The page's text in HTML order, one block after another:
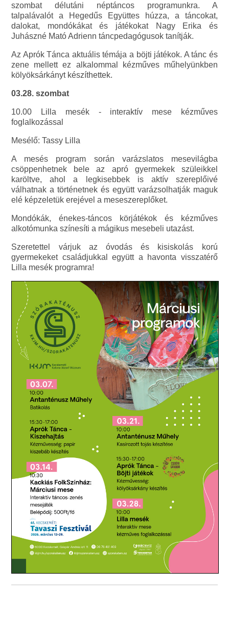
szombat délutáni néptáncos programunkra. A
talpalávalót a Hegedűs Együttes húzza, a táncokat,
dalokat, mondókákat és játékokat Nagy Erika és
Juhászné Mató Adrienn táncpedagógusok tanítják.
Az Aprók Tánca aktuális témája a böjti játékok. A tánc és
zene mellett ez alkalommal kézműves műhelyünkben
kölyöksárkányt készíthettek.
03.28. szombat
10.00 Lilla mesék - interaktív mese kézműves
foglalkozással
Mesélő: Tassy Lilla
A mesés program során varázslatos mesevilágba
csöppenhetnek bele az apró gyermekek szüleikkel
karöltve, ahol a legkisebbek is aktív szereplőivé
válhatnak a történetnek és együtt varázsolhatják maguk
elé képzeletük erejével a meseszereplőket.
Mondókák, énekes-táncos körjátékok és kézműves
alkotómunka színesíti a mágikus mesebeli utazást.
Szeretettel várjuk az óvodás és kisiskolás korú
gyermekeket családjukkal együtt a havonta visszatérő
Lilla mesék programra!